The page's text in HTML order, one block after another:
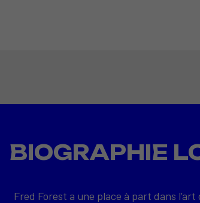
BIOGRAPHIE
Fred Forest a une place à part dans